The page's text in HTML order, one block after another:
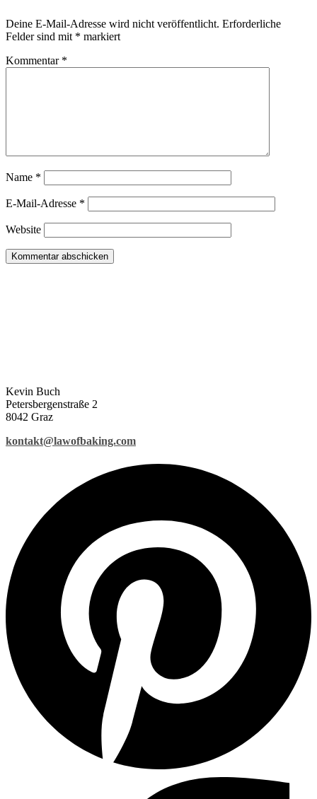
Deine E-Mail-Adresse wird nicht veröffentlicht. Erforderliche
Felder sind mit * markiert
Kommentar *
Name *
E-Mail-Adresse *
Website
Kevin Buch
Petersbergenstraße 2
8042 Graz
kontakt@lawofbaking.com